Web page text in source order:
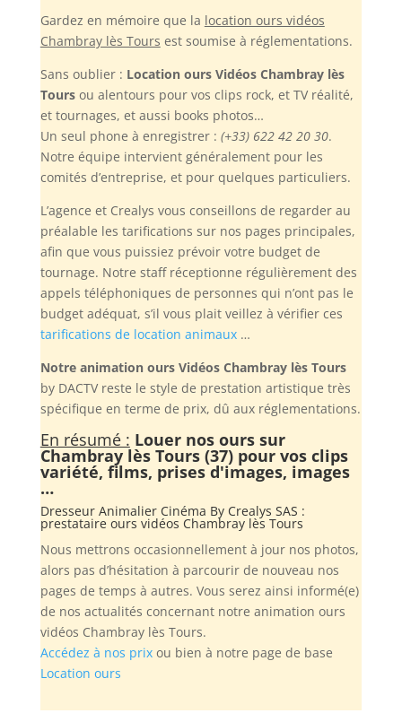
Gardez en mémoire que la location ours vidéos
Chambray lès Tours est soumise à réglementations.
Sans oublier : Location ours Vidéos Chambray lès
Toursou alentours pour vos clips rock, et TV réalité,
et tournages, et aussi books photos…
Un seul phone à enregistrer : (+33) 622 42 20 30.
Notre équipe intervient généralement pour les
comités d’entreprise, et pour quelques particuliers.
L’agence et Crealys vous conseillons de regarder au
préalable les tarifications sur nos pages principales,
afin que vous puissiez prévoir votre budget de
tournage. Notre staff réceptionne régulièrement des
appels téléphoniques de personnes qui n’ont pas le
budget adéquat, s’il vous plait veillez à vérifier ces
tarifications de location animaux…
Notre animation ours Vidéos Chambray lès Tours
by DACTV reste le style de prestation artistique très
spécifique en terme de prix, dû aux réglementations.
En résumé : Louer nos ours sur
Chambray lès Tours (37) pour vos clips
variété, films, prises d'images, images
…
Dresseur Animalier Cinéma By Crealys SAS :
prestataire ours vidéos Chambray lès Tours
Nous mettrons occasionnellement à jour nos photos,
alors pas d’hésitation à parcourir de nouveau nos
pages de temps à autres. Vous serez ainsi informé(e)
de nos actualités concernant notre animation ours
vidéos Chambray lès Tours.
Accédez à nos prixou bien à notre page de base
Location ours